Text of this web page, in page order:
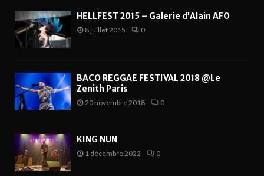
HELLFEST 2015 – Galerie d’Alain AFO
8 juillet 2015 0
BACO REGGAE FESTIVAL 2018 @Le
Zenith Paris
20 novembre 2018 0
KING NUN
1 décembre 2022 0